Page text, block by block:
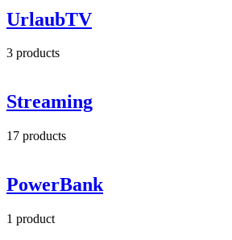
UrlaubTV
3 products
Streaming
17 products
PowerBank
1 product